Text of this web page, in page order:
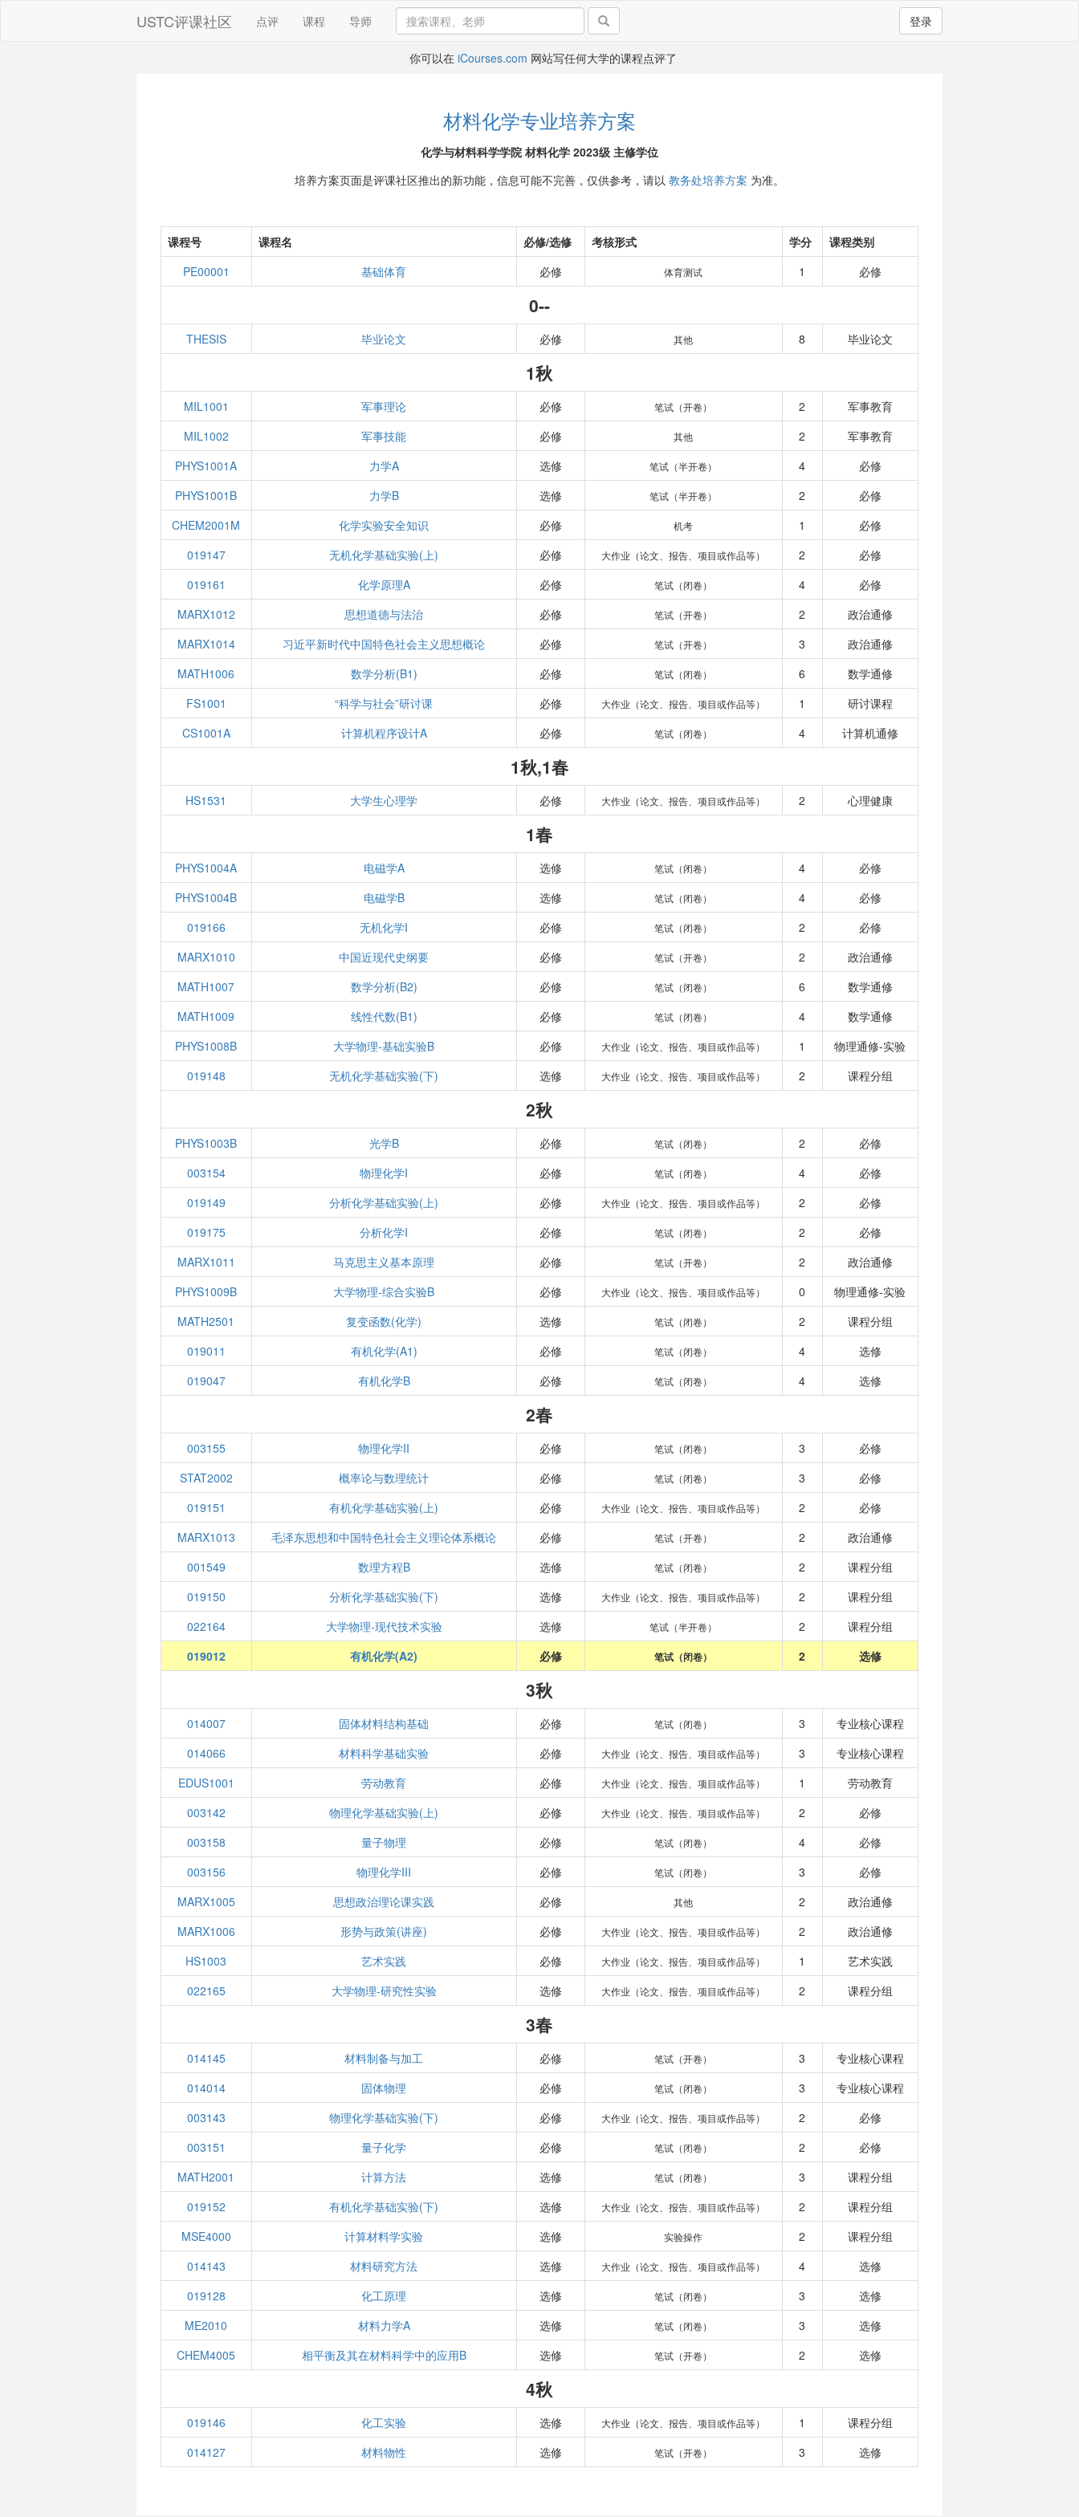
USTC评课社区 点评 课程 导师 登录
你可以在 iCourses.com 网站写任何大学的课程点评了
材料化学专业培养方案
化学与材料科学学院 材料化学 2023级 主修学位
培养方案页面是评课社区推出的新功能，信息可能不完善，仅供参考，请以 教务处培养方案 为准。
课程号 课程名 必修/选修 考核形式 学分
课程类别
PE00001
基础体育 必修 体育测试 1 必修
0--
THESIS 毕业论文 必修 其他 8 毕业论文
1秋
MIL1001 军事理论 必修 笔试（开卷） 2
军事教育
MIL1002
军事技能 必修 其他 2
军事教育
PHYS1001A
力学A 选修 笔试（半开卷） 4
必修
PHYS1001B
力学B 选修 笔试（半开卷） 2
必修
CHEM2001M
化学实验安全知识 必修 机考 1
必修
019147
无机化学基础实验(上) 必修 大作业（论文、报告、项目或作品等） 2
必修
019161
化学原理A 必修 笔试（闭卷） 4
必修
MARX1012
思想道德与法治 必修 笔试（开卷） 2
政治通修
MARX1014
习近平新时代中国特色社会主义思想概论 必修 笔试（开卷） 3
政治通修
MATH1006
数学分析(B1) 必修 笔试（闭卷） 6
数学通修
FS1001
“科学与社会”研讨课 必修 大作业（论文、报告、项目或作品等） 1
研讨课程
CS1001A
计算机程序设计A 必修 笔试（闭卷） 4 计算机通修
1秋,1春
HS1531 大学生心理学 必修 大作业（论文、报告、项目或作品等） 2 心理健康
1春
PHYS1004A 电磁学A 选修 笔试（闭卷） 4
必修
PHYS1004B
电磁学B 选修 笔试（闭卷） 4
必修
019166
无机化学I 必修 笔试（闭卷） 2
必修
MARX1010
中国近现代史纲要 必修 笔试（开卷） 2
政治通修
MATH1007
数学分析(B2) 必修 笔试（闭卷） 6
数学通修
MATH1009
线性代数(B1) 必修 笔试（闭卷） 4
数学通修
PHYS1008B
大学物理-基础实验B 必修 大作业（论文、报告、项目或作品等） 1
物理通修-实验
019148
无机化学基础实验(下) 选修 大作业（论文、报告、项目或作品等） 2 课程分组
2秋
PHYS1003B 光学B 必修 笔试（闭卷） 2
必修
003154
物理化学I 必修 笔试（闭卷） 4
必修
019149
分析化学基础实验(上) 必修 大作业（论文、报告、项目或作品等） 2
必修
019175
分析化学I 必修 笔试（闭卷） 2
必修
MARX1011
马克思主义基本原理 必修 笔试（开卷） 2
政治通修
PHYS1009B
大学物理-综合实验B 必修 大作业（论文、报告、项目或作品等） 0
物理通修-实验
MATH2501
复变函数(化学) 选修 笔试（闭卷） 2
课程分组
019011
有机化学(A1) 必修 笔试（闭卷） 4
选修
019047
有机化学B 必修 笔试（闭卷） 4 选修
2春
003155 物理化学II 必修 笔试（闭卷） 3
必修
STAT2002
概率论与数理统计 必修 笔试（闭卷） 3
必修
019151
有机化学基础实验(上) 必修 大作业（论文、报告、项目或作品等） 2
必修
MARX1013
毛泽东思想和中国特色社会主义理论体系概论 必修 笔试（开卷） 2
政治通修
001549
数理方程B 选修 笔试（闭卷） 2
课程分组
019150
分析化学基础实验(下) 选修 大作业（论文、报告、项目或作品等） 2
课程分组
022164
大学物理-现代技术实验 选修 笔试（半开卷） 2
课程分组
019012
有机化学(A2) 必修 笔试（闭卷） 2 选修
3秋
014007 固体材料结构基础 必修 笔试（闭卷） 3
专业核心课程
014066
材料科学基础实验 必修 大作业（论文、报告、项目或作品等） 3
专业核心课程
EDUS1001
劳动教育 必修 大作业（论文、报告、项目或作品等） 1
劳动教育
003142
物理化学基础实验(上) 必修 大作业（论文、报告、项目或作品等） 2
必修
003158
量子物理 必修 笔试（闭卷） 4
必修
003156
物理化学III 必修 笔试（闭卷） 3
必修
MARX1005
思想政治理论课实践 必修 其他 2
政治通修
MARX1006
形势与政策(讲座) 必修 大作业（论文、报告、项目或作品等） 2
政治通修
HS1003
艺术实践 必修 大作业（论文、报告、项目或作品等） 1
艺术实践
022165
大学物理-研究性实验 选修 大作业（论文、报告、项目或作品等） 2 课程分组
3春
014145 材料制备与加工 必修 笔试（开卷） 3
专业核心课程
014014
固体物理 必修 笔试（闭卷） 3
专业核心课程
003143
物理化学基础实验(下) 必修 大作业（论文、报告、项目或作品等） 2
必修
003151
量子化学 必修 笔试（闭卷） 2
必修
MATH2001
计算方法 选修 笔试（闭卷） 3
课程分组
019152
有机化学基础实验(下) 选修 大作业（论文、报告、项目或作品等） 2
课程分组
MSE4000
计算材料学实验 选修 实验操作 2
课程分组
014143
材料研究方法 选修 大作业（论文、报告、项目或作品等） 4
选修
019128
化工原理 选修 笔试（闭卷） 3
选修
ME2010
材料力学A 选修 笔试（闭卷） 3
选修
CHEM4005
相平衡及其在材料科学中的应用B 选修 笔试（开卷） 2 选修
4秋
019146 化工实验 选修 大作业（论文、报告、项目或作品等） 1
课程分组
014127
材料物性 选修 笔试（开卷） 3 选修